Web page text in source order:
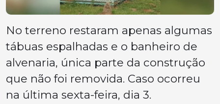
No terreno restaram apenas algumas
tábuas espalhadas e o banheiro de
alvenaria, única parte da construção
que não foi removida. Caso ocorreu
na última sexta-feira, dia 3.